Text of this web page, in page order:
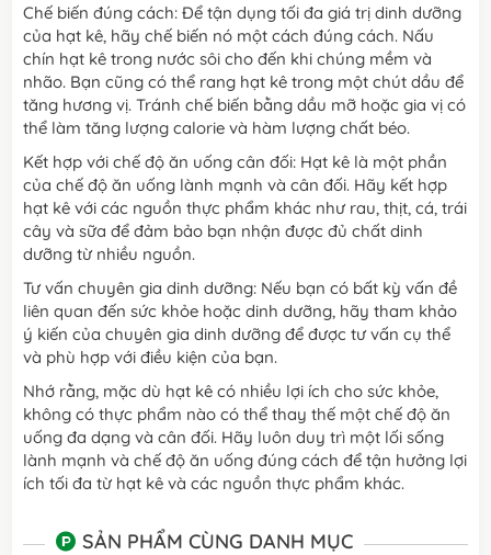
Chế biến đúng cách: Để tận dụng tối đa giá trị dinh dưỡng
của hạt kê, hãy chế biến nó một cách đúng cách. Nấu
chín hạt kê trong nước sôi cho đến khi chúng mềm và
nhão. Bạn cũng có thể rang hạt kê trong một chút dầu để
tăng hương vị. Tránh chế biến bằng dầu mỡ hoặc gia vị có
thể làm tăng lượng calorie và hàm lượng chất béo.
Kết hợp với chế độ ăn uống cân đối: Hạt kê là một phần
của chế độ ăn uống lành mạnh và cân đối. Hãy kết hợp
hạt kê với các nguồn thực phẩm khác như rau, thịt, cá, trái
cây và sữa để đảm bảo bạn nhận được đủ chất dinh
dưỡng từ nhiều nguồn.
Tư vấn chuyên gia dinh dưỡng: Nếu bạn có bất kỳ vấn đề
liên quan đến sức khỏe hoặc dinh dưỡng, hãy tham khảo
ý kiến của chuyên gia dinh dưỡng để được tư vấn cụ thể
và phù hợp với điều kiện của bạn.
Nhớ rằng, mặc dù hạt kê có nhiều lợi ích cho sức khỏe,
không có thực phẩm nào có thể thay thế một chế độ ăn
uống đa dạng và cân đối. Hãy luôn duy trì một lối sống
lành mạnh và chế độ ăn uống đúng cách để tận hưởng lợi
ích tối đa từ hạt kê và các nguồn thực phẩm khác.
SẢN PHẨM CÙNG DANH MỤC